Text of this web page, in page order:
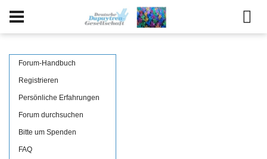
Forum-Handbuch
Registrieren
Persönliche Erfahrungen
Forum durchsuchen
Bitte um Spenden
FAQ